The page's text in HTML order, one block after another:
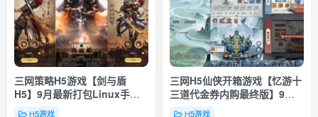
三网策略H5游戏【剑与盾
H5】9月最新打包Linux手工
服务端+详细搭建教程+全套源
H5游戏
三网H5仙侠开箱游戏【忆游十
三道代金券内购最终版】9月
最新打包VM单机一键端
H5游戏